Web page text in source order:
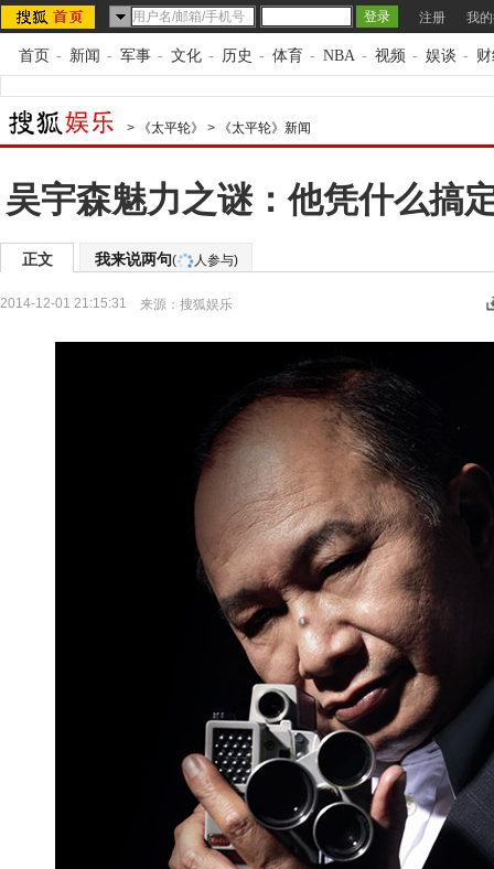
注册 我
首页 - 新闻 - 军事 - 文化 - 历史 - 体育 - NBA - 视频 - 娱谈 -
> 《太平轮》 > 《太平轮》新闻
吴宇森魅力之谜：他凭什么搞
正文 我来说两句( 人参与)
2014-12-01 21:15:31 来源： 搜狐娱乐